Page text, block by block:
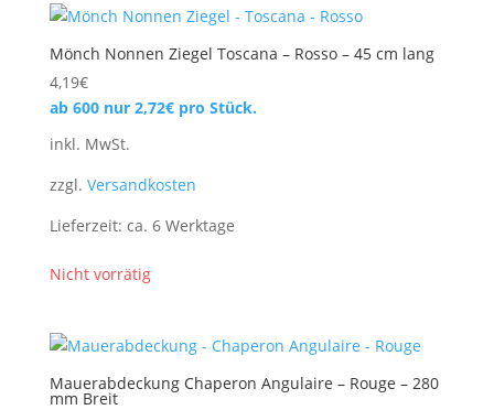
Mönch Nonnen Ziegel Toscana – Rosso – 45 cm lang
4,19€
ab 600 nur 2,72€pro Stück.
inkl. MwSt.
zzgl. Versandkosten
Lieferzeit: ca. 6 Werktage
Nicht vorrätig
Mauerabdeckung Chaperon Angulaire – Rouge – 280
mm Breit